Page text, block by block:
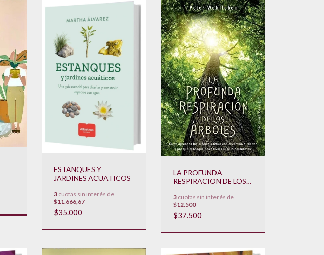
ESTANQUES Y
JARDINES ACUATICOS
3 cuotas sin interés de
$11.666,67
$35.000
LA PROFUNDA
RESPIRACION DE LOS
3cuotas sin interés de
$12.500
$37.500